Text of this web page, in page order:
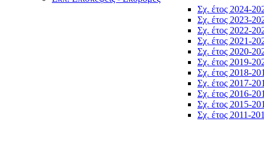
Σχ. έτος 2024-
Σχ. έτος 2023-
Σχ. έτος 2022-
Σχ. έτος 2021-
Σχ. έτος 2020-
Σχ. έτος 2019-
Σχ. έτος 2018-
Σχ. έτος 2017-
Σχ. έτος 2016-
Σχ. έτος 2015-
Σχ. έτος 2011-